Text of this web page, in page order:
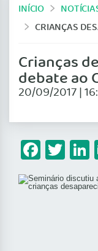
INÍCIO
CRIANÇAS DESAPARECIDAS:
Crianças
debate ao
20/09/2017 |